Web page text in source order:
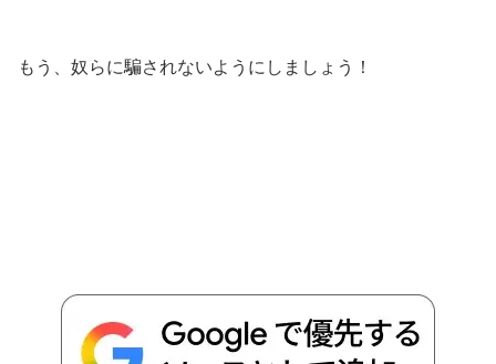
もう、奴らに騙されないようにしましょう！